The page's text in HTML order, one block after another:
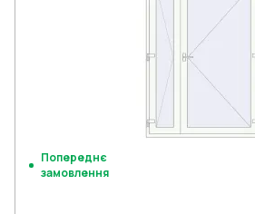
Попереднє
замовлення